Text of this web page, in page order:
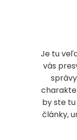
Je tu
vás
by ste tu
články,